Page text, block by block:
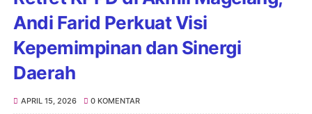
Andi Farid Perkuat Visi
Kepemimpinan dan Sinergi
Daerah
APRIL 15, 2026 0 KOMENTAR